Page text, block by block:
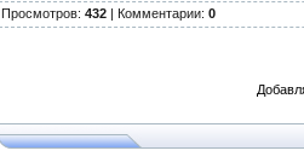
Просмотров: 432 | Комментарии: 0